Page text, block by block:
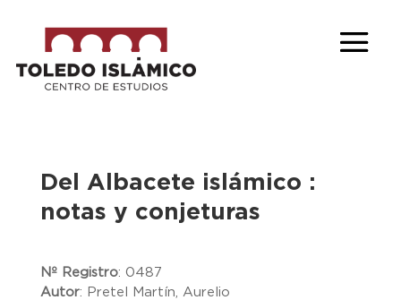
Del Albacete islámico :
notas y conjeturas
Nº Registro: 0487
Autor: Pretel Martín, Aurelio